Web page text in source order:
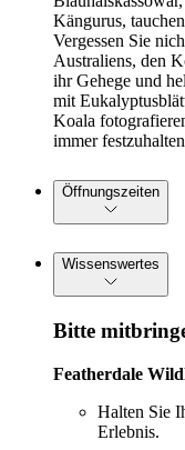
Kängurus,
Vergessen Sie
Australiens, den
ihr Gehege und
mit
Koala
immer
Öffnungszeiten
Wissenswertes
Bitte
Featherdale
Halten Sie
Erlebnis.